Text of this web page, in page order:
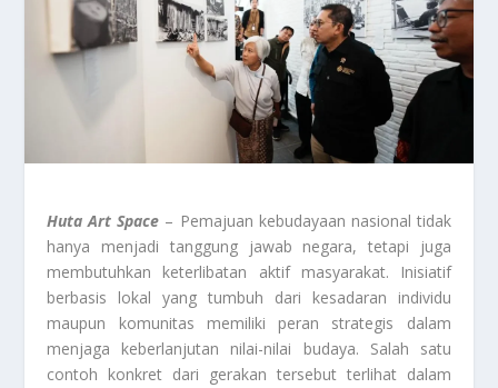
Huta Art Space – Pemajuan kebudayaan nasional tidak
hanya menjadi tanggung jawab negara, tetapi juga
membutuhkan keterlibatan aktif masyarakat. Inisiatif
berbasis lokal yang tumbuh dari kesadaran individu
maupun komunitas memiliki peran strategis dalam
menjaga keberlanjutan nilai-nilai budaya. Salah satu
contoh konkret dari gerakan tersebut terlihat dalam